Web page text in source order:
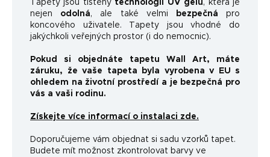
Tapety jsou tištěny technologií UV gelu , která je
nejen odolná, ale také velmi bezpečná pro
koncového uživatele. Tapety jsou vhodné do
jakýchkoli veřejných prostor (i do nemocnic).
Pokud si objednáte tapetu Wall Art, máte
záruku, že vaše tapeta byla vyrobena v EU s
ohledem na životní prostředí a je bezpečná pro
vás a vaši rodinu.
Získejte více informací o instalaci zde.
Doporučujeme vám objednat si sadu vzorků tapet.
Budete mít možnost zkontrolovat barvy ve